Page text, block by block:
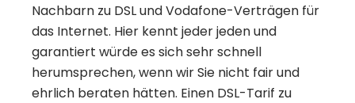
Nachbarn zu DSL und Vodafone-Verträgen für
das Internet. Hier kennt jeder jeden und
garantiert würde es sich sehr schnell
herumsprechen, wenn wir Sie nicht fair und
ehrlich beraten hätten. Einen DSL-Tarif zu